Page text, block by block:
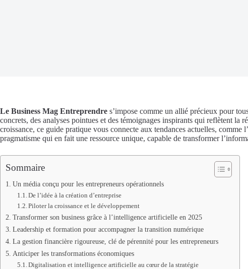
Le Business Mag Entreprendre s’impose comme un allié précieux pour
concrets, des analyses pointues et des témoignages inspirants qui reflètent
croissance, ce guide pratique vous connecte aux tendances actuelles,
pragmatisme qui en fait une ressource unique, capable de transformer
Sommaire
Un média conçu pour les entrepreneurs opérationnels
De l’idée à la création d’entreprise
Piloter la croissance et le développement
Transformer son business grâce à l’intelligence artificielle en 2025
Leadership et formation pour accompagner la transition numérique
La gestion financière rigoureuse, clé de pérennité pour les entrepreneurs
Anticiper les transformations économiques
Digitalisation et intelligence artificielle au cœur de la stratégie